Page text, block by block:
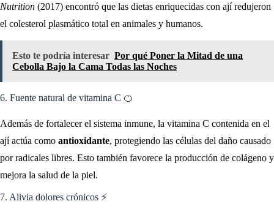
Nutrition (2017) encontró que las dietas enriquecidas con ají redujeron
el colesterol plasmático total en animales y humanos.
Esto te podría interesar Por qué Poner la Mitad de una
Cebolla Bajo la Cama Todas las Noches
6. Fuente natural de vitamina C 🍊
Además de fortalecer el sistema inmune, la vitamina C contenida en el
ají actúa como antioxidante, protegiendo las células del daño causado
por radicales libres. Esto también favorece la producción de colágeno y
mejora la salud de la piel.
7. Alivia dolores crónicos ⚡